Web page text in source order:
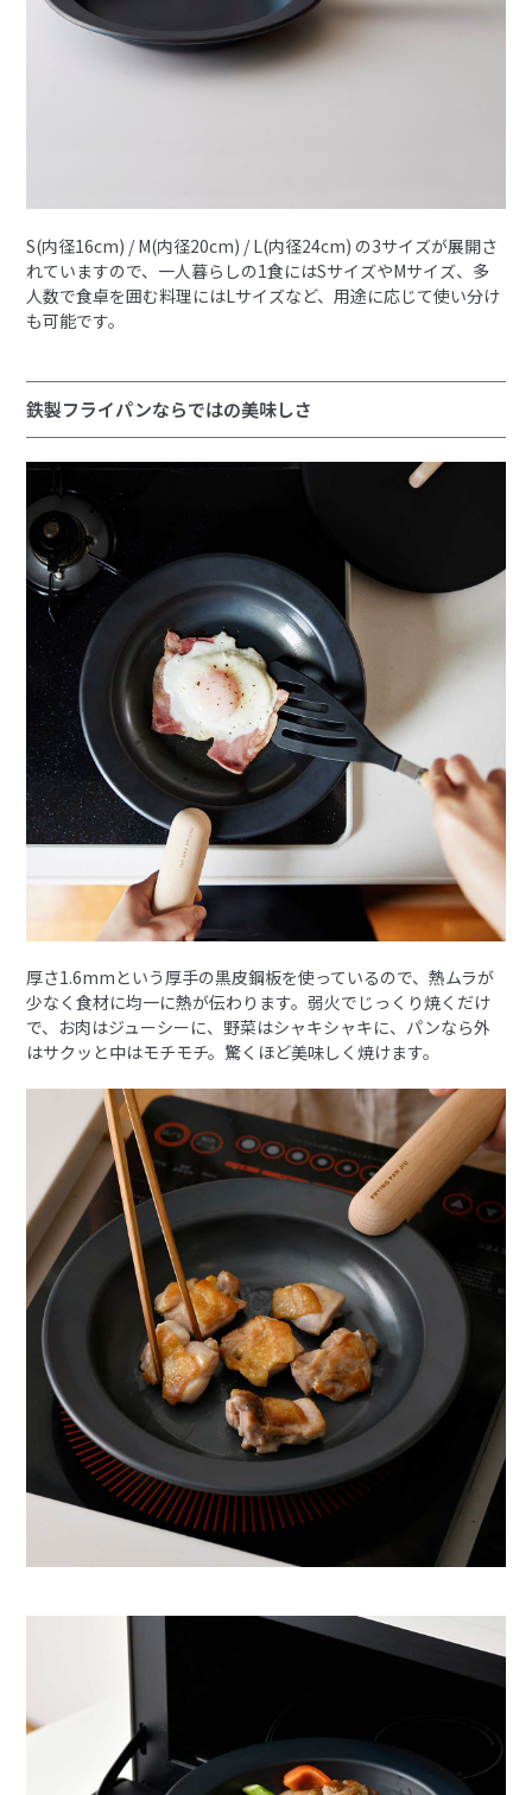
S(内径16cm) / M(内径20cm) / L(内径24cm) の3サイズが展開さ
れていますので、一人暮らしの1食にはSサイズやMサイズ、多
人数で食卓を囲む料理にはLサイズなど、用途に応じて使い分け
も可能です。
鉄製フライパンならではの美味しさ
厚さ1.6mmという厚手の黒皮鋼板を使っているので、熱ムラが
少なく食材に均一に熱が伝わります。弱火でじっくり焼くだけ
で、お肉はジューシーに、野菜はシャキシャキに、パンなら外
はサクッと中はモチモチ。驚くほど美味しく焼けます。